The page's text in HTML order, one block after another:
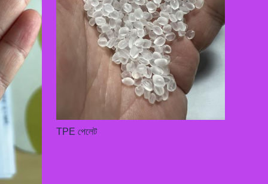
TPE পেলেট